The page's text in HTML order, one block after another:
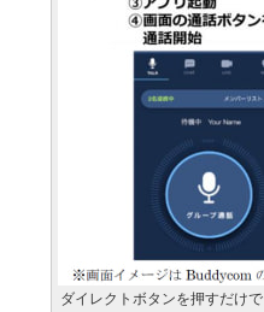
ダイレクトボタンを押すだけ